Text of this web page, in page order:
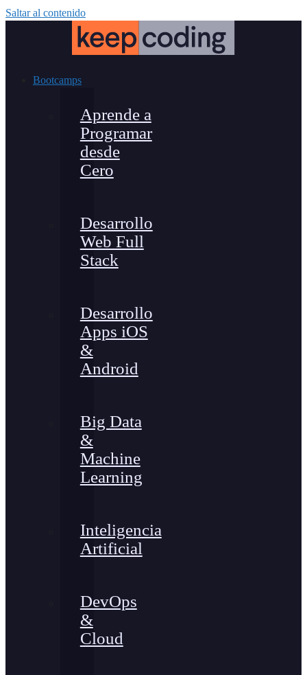
Saltar al contenido
Bootcamps
Aprende a
Programar
desde
Cero
Desarrollo
Web Full
Stack
Desarrollo
Apps iOS
&
Android
Big Data
&
Machine
Learning
Inteligencia
Artificial
DevOps
&
Cloud